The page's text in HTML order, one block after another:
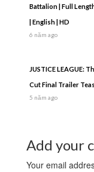
Battalion | Full
| English | HD
6 năm ago
JUSTICE LEAGUE:
Cut Final Trailer
5 năm ago
Add your
Your email